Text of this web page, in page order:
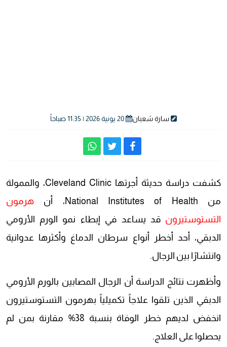
سارة شعبان
كشفت دراسة حديثة أجرتها Cleveland Clinic، والممولة
من National Institutes of Health، أن
هرمون
التستوستيرون قد يساعد في إبطاء نمو الورم الأرومي
الدبقي، أحد أخطر أنواع سرطان الدماغ وأكثرها عدوانية
وانتشارًا بين الرجال.
وأظهرت نتائج الدراسة أن الرجال المصابين بالورم الأرومي
الدبقي الذين تلقوا علاجاً تكميلياً بهرمون التستوستيرون
انخفض لديهم خطر الوفاة بنسبة 38% مقارنة بمن لم
يحصلوا على العلاج.